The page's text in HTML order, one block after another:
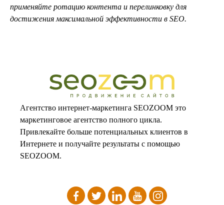
применяйте ротацию контента и перелинковку для
достижения максимальной эффективности в SEO.
Агентство интернет-маркетинга SEOZOOM это
маркетинговое агентство полного цикла.
Привлекайте больше потенциальных клиентов в
Интернете и получайте результаты с помощью
SEOZOOM.